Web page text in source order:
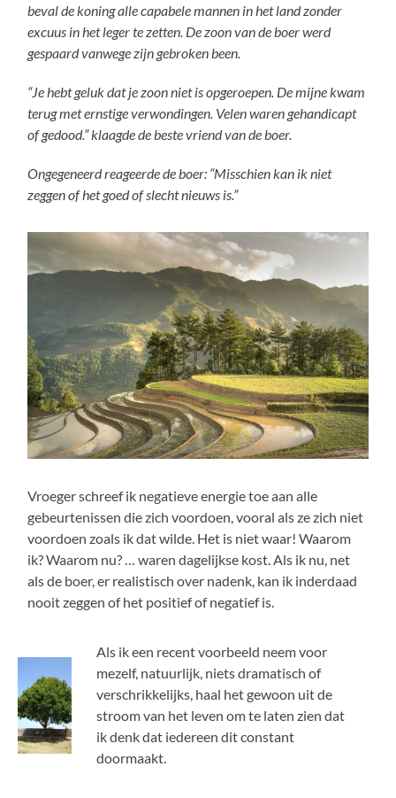
beval de koning alle capabele mannen in het land zonder
excuus in het leger te zetten. De zoon van de boer werd
gespaard vanwege zijn gebroken been.
“Je hebt geluk dat je zoon niet is opgeroepen. De mijne kwam
terug met ernstige verwondingen. Velen waren gehandicapt
of gedood.” klaagde de beste vriend van de boer.
Ongegeneerd reageerde de boer: “Misschien kan ik niet
zeggen of het goed of slecht nieuws is.”
Vroeger schreef ik negatieve energie toe aan alle
gebeurtenissen die zich voordoen, vooral als ze zich niet
voordoen zoals ik dat wilde. Het is niet waar! Waarom
ik? Waarom nu? … waren dagelijkse kost. Als ik nu, net
als de boer, er realistisch over nadenk, kan ik inderdaad
nooit zeggen of het positief of negatief is.
Als ik een recent voorbeeld neem voor
mezelf, natuurlijk, niets dramatisch of
verschrikkelijks, haal het gewoon uit de
stroom van het leven om te laten zien dat
ik denk dat iedereen dit constant
doormaakt.